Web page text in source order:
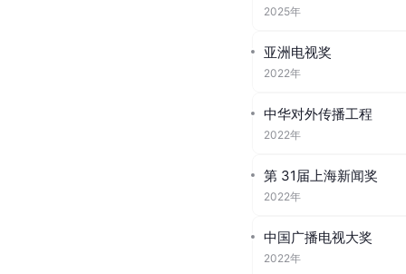
2025年
亚洲电视奖
2022年
中华对外传播工程
2022年
第 31届上海新闻奖
2022年
中国广播电视大奖
2022年